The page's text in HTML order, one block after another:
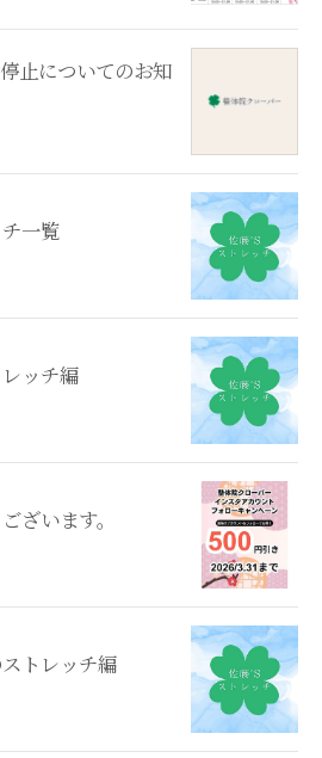
止についてのお知
一覧
ッチ編
ざいます。
トレッチ編